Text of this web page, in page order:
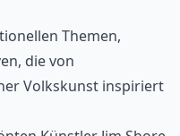
Themen,
die von
Volkskunst inspiriert